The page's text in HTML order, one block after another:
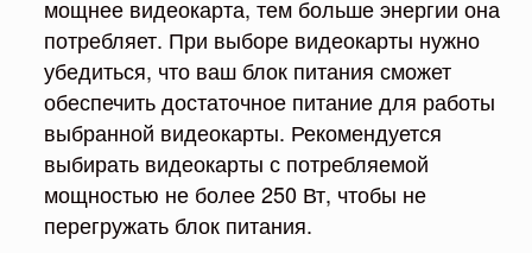
мощнее видеокарта, тем больше энергии она
потребляет. При выборе видеокарты нужно
убедиться, что ваш блок питания сможет
обеспечить достаточное питание для работы
выбранной видеокарты. Рекомендуется
выбирать видеокарты с потребляемой
мощностью не более 250 Вт, чтобы не
перегружать блок питания.